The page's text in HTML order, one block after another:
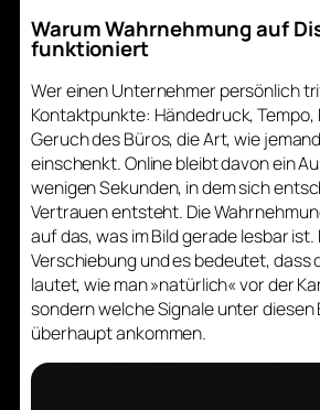
Warum Wahrnehmung auf
funktioniert
Wer einen Unternehmer persönlich
Kontaktpunkte: Händedruck, Tempo,
Geruch des Büros, die Art, wie
einschenkt. Online bleibt davon ein
wenigen Sekunden, in dem sich
Vertrauen entsteht. Die
auf das, was im Bild gerade lesbar ist.
Verschiebung und es bedeutet, dass
lautet, wie man »natürlich« vor der
sondern welche Signale unter diesen
überhaupt ankommen.